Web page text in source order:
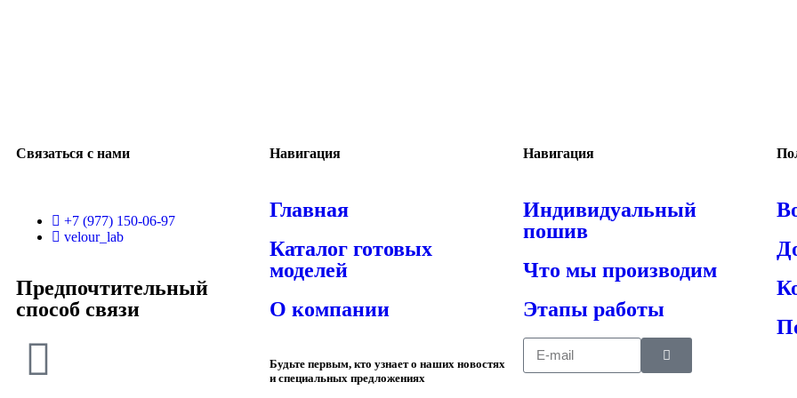
Связаться с нами
+7 (977) 150-06-97
velour_lab
Предпочтительный
способ связи
Навигация
Главная
Каталог готовых
моделей
О компании
Будьте первым, кто узнает о наших новостях
и специальных предложениях
Навигация
Индивидуальный
пошив
Что мы производим
Этапы работы